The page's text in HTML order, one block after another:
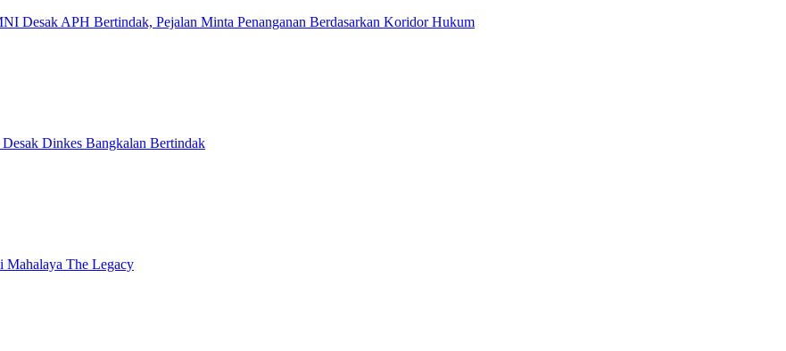
Desak APH Bertindak, Pejalan Minta Penanganan Berdasarkan Koridor Hukum
Dinkes Bangkalan Bertindak
Mahalaya The Legacy